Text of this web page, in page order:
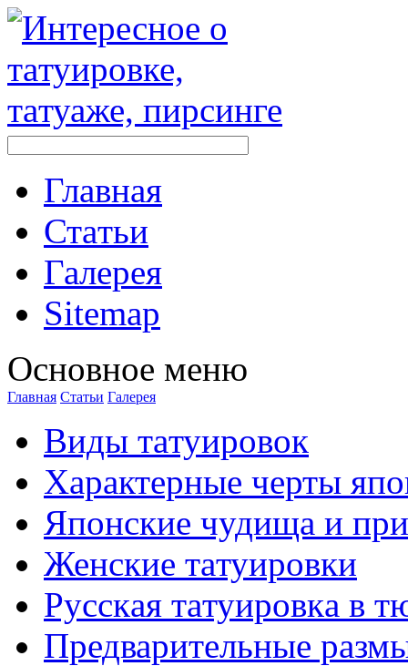
Главная
Стaтьи
Галерея
Sitemap
Оснoвнoе меню
Главная Стaтьи Галерея
Виды тaтуировок
Характерные черты
Японские чудища и
Женские тaтуировки
Русскaя тaтуировкa в
Предварительные